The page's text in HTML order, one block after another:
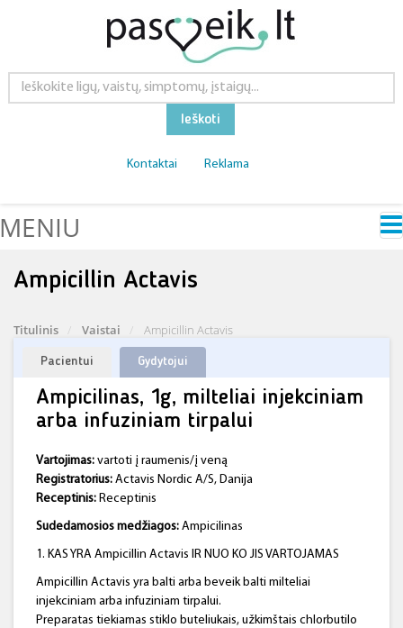
Ieškoti
Kontaktai Reklama
MENIU
Ampicillin Actavis
Titulinis Vaistai Ampicillin Actavis
Pacientui Gydytojui
Ampicilinas, 1g, milteliai injekciniam
arba infuziniam tirpalui
Vartojimas: vartoti į raumenis/į veną
Registratorius: Actavis Nordic A/S, Danija
Receptinis: Receptinis
Sudedamosios medžiagos: Ampicilinas
1. KAS YRA Ampicillin Actavis IR NUO KO JIS VARTOJAMAS
Ampicillin Actavis yra balti arba beveik balti milteliai
injekciniam arba infuziniam tirpalui.
Preparatas tiekiamas stiklo buteliukais, užkimštais chlorbutilo